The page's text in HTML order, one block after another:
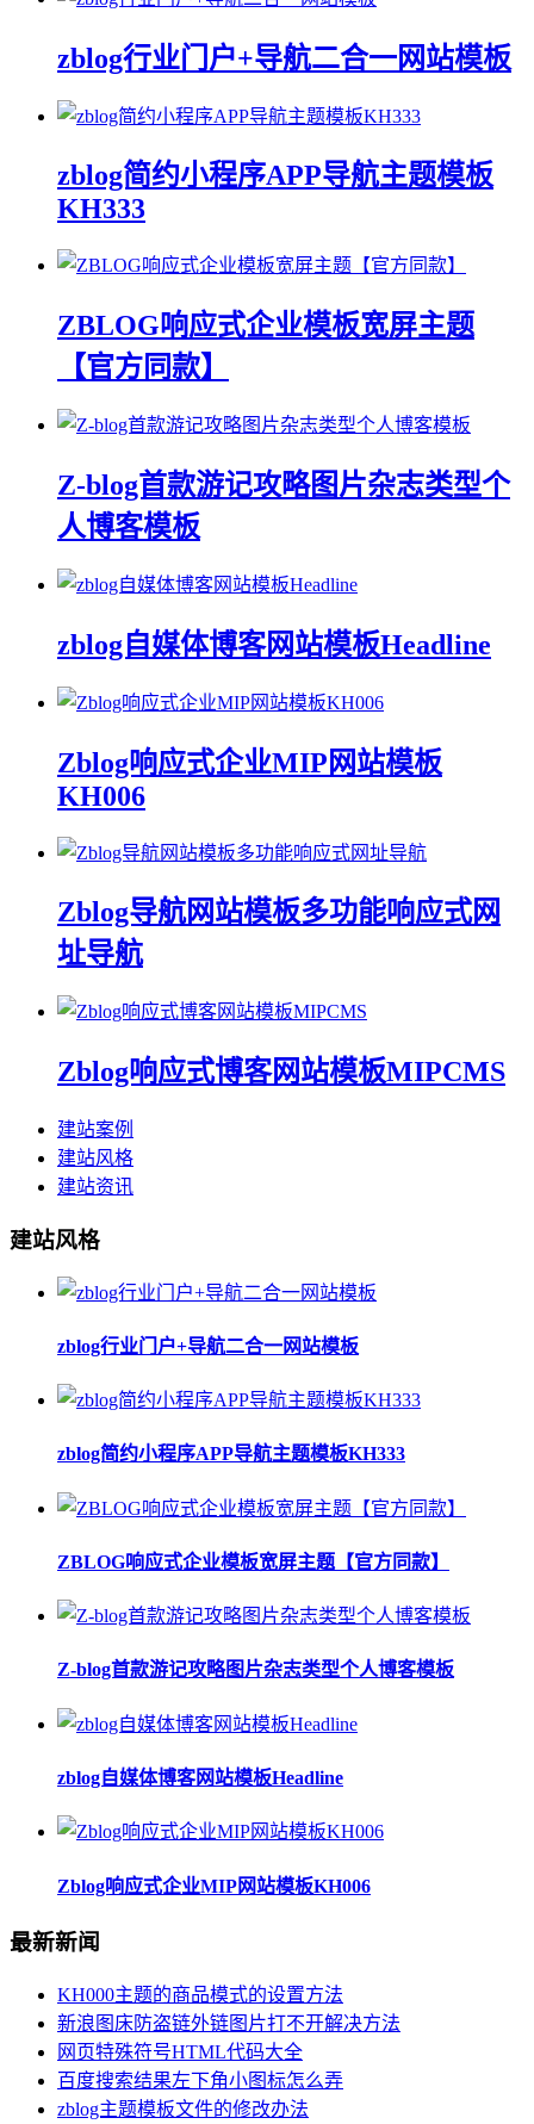
zblog行业门户+导航二合一网站模板
zblog简约小程序APP导航主题模板
KH333
ZBLOG响应式企业模板宽屏主题
【官方同款】
Z-blog首款游记攻略图片杂志类型个
人博客模板
zblog自媒体博客网站模板Headline
Zblog响应式企业MIP网站模板
KH006
Zblog导航网站模板多功能响应式网
址导航
Zblog响应式博客网站模板MIPCMS
建站案例
建站风格
建站资讯
建站风格
zblog行业门户+导航二合一网站模板
zblog简约小程序APP导航主题模板KH333
ZBLOG响应式企业模板宽屏主题【官方同款】
Z-blog首款游记攻略图片杂志类型个人博客模板
zblog自媒体博客网站模板Headline
Zblog响应式企业MIP网站模板KH006
最新新闻
KH000主题的商品模式的设置方法
新浪图床防盗链外链图片打不开解决方法
网页特殊符号HTML代码大全
百度搜索结果左下角小图标怎么弄
zblog主题模板文件的修改办法